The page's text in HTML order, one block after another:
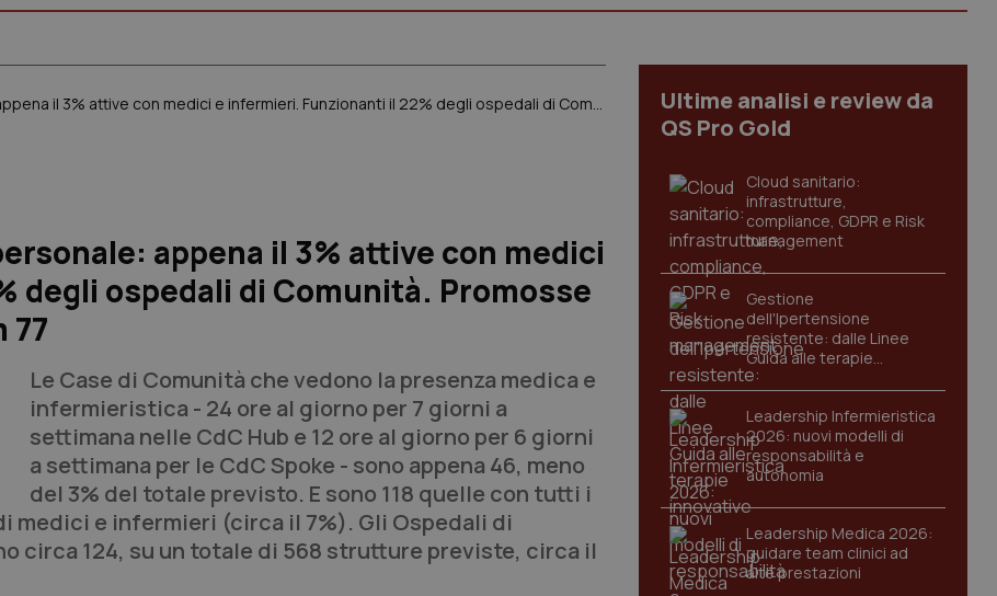
Case della comunità senza il personale: appena il 3% attive con medici e infermieri. Funzionanti il 22% degli ospedali di Comunità. Promosse le Cot. Il report Agenas sul Dm 77
appena il 3% attive con medici
degli ospedali di Comunità. Promosse
77
Le Case di Comunità che vedono la presenza medica e
infermieristica - 24 ore al giorno per 7 giorni a
settimana nelle CdC Hub e 12 ore al giorno per 6 giorni
a settimana per le CdC Spoke - sono appena 46, meno
del 3% del totale previsto. E sono 118 quelle con tutti i
medici e infermieri (circa il 7%). Gli Ospedali di
circa 124, su un totale di 568 strutture previste, circa il
Ultime analisi e review da
QS Pro Gold
Cloud sanitario:
infrastrutture,
compliance, GDPR e Risk
management
Gestione
dell'Ipertensione
resistente: dalle Linee
Guida alle terapie
innovative
Leadership Infermieristica
2026: nuovi modelli di
responsabilità e
autonomia
Leadership Medica 2026:
guidare team clinici ad
alte prestazioni